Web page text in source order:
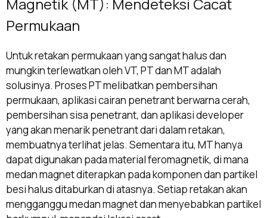
Magnetik (MT): Mendeteksi Cacat
Permukaan
Untuk retakan permukaan yang sangat halus dan
mungkin terlewatkan oleh VT, PT dan MT adalah
solusinya. Proses PT melibatkan pembersihan
permukaan, aplikasi cairan penetrant berwarna cerah,
pembersihan sisa penetrant, dan aplikasi developer
yang akan menarik penetrant dari dalam retakan,
membuatnya terlihat jelas. Sementara itu, MT hanya
dapat digunakan pada material feromagnetik, di mana
medan magnet diterapkan pada komponen dan partikel
besi halus ditaburkan di atasnya. Setiap retakan akan
mengganggu medan magnet dan menyebabkan partikel